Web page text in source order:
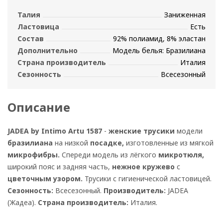
Талия
Заниженная
Ластовица
Есть
Состав
92% полиамид, 8% эластан
Дополнительно
Модель белья: Бразилиана
Страна производитель
Италия
Сезонность
Всесезонный
Описание
JADEA by Intimo Artu 1587 - женские трусики модели
бразилиана на низкой посадке, изготовленные из мягкой
микрофибры. Спереди модель из лёгкого микротюля,
широкий пояс и задняя часть, нежное кружево с
цветочным узором. Трусики с гигиенической ластовицей.
Сезонность: Всесезонный. Производитель: JADEA
(Жадеа). Страна производитель: Италия.